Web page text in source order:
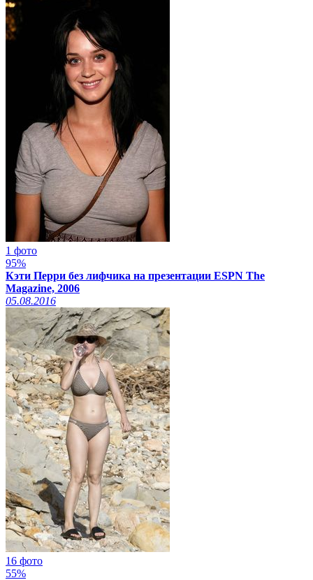
1 фото
95%
Кэти Перри без лифчика на презентации ESPN The
Magazine, 2006
05.08.2016
16 фото
55%